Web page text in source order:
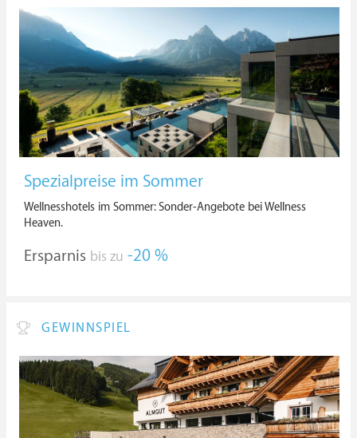
Spezialpreise im Sommer
Wellnesshotels im Sommer: Sonder-Angebote bei Wellness
Heaven.
Ersparnis bis zu -20 %
GEWINNSPIEL